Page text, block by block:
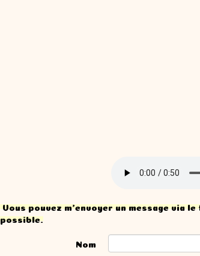
V ous pouvez m'envoyer un message via
possible.
Nom